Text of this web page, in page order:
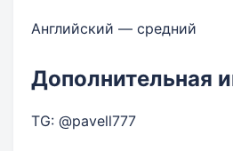
Английский — средний
Дополнительная
TG: @pavell777